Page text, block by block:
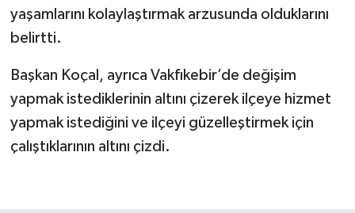
yaşamlarını kolaylaştırmak arzusunda olduklarını
belirtti.
Başkan Koçal, ayrıca Vakfıkebir’de değişim
yapmak istediklerinin altını çizerek ilçeye hizmet
yapmak istediğini ve ilçeyi güzelleştirmek için
çalıştıklarının altını çizdi.